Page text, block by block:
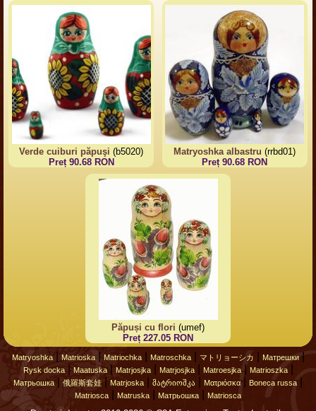
Verde cuiburi păpuşi (b5020)
Preț 90.68 RON
Matryoshka albastru (rrbd01)
Preț 90.68 RON
Păpuși cu flori (umef)
Preț 227.05 RON
Matryoshka| Matrioska| Matriochka| Matroschka| マトリョーシカ Матрешки|
Rysk docka| Maatuska| Matrjosjka| Matrjosjka| Matroesjka| Matrioszka|
Матрьошка 俄羅斯套娃 Matrjoska მატრიოშკა Ματριόσκα| Boneca russa
Matriosca Matruska Матрьошка Matriosca